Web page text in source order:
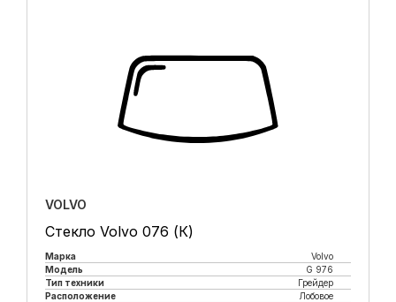
VOLVO
Стекло Volvo 076 (К)
Марка
Volvo
Модель
G 976
Тип техники
Грейдер
Расположение
Лобовое